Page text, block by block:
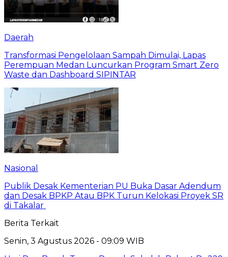
Daerah
Transformasi Pengelolaan Sampah Dimulai, Lapas
Perempuan Medan Luncurkan Program Smart Zero
Waste dan Dashboard SIPINTAR
Nasional
Publik Desak Kementerian PU Buka Dasar Adendum
dan Desak BPKP Atau BPK Turun Kelokasi Proyek SR
di Takalar
Berita Terkait
Senin, 3 Agustus 2026 - 09:09 WIB